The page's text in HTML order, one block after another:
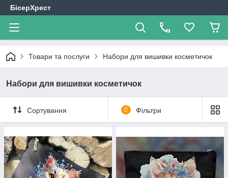
БісерХрест
Товари та послуги Набори для вишивки косметичок
Набори для вишивки косметичок
Сортування 0 Фільтри